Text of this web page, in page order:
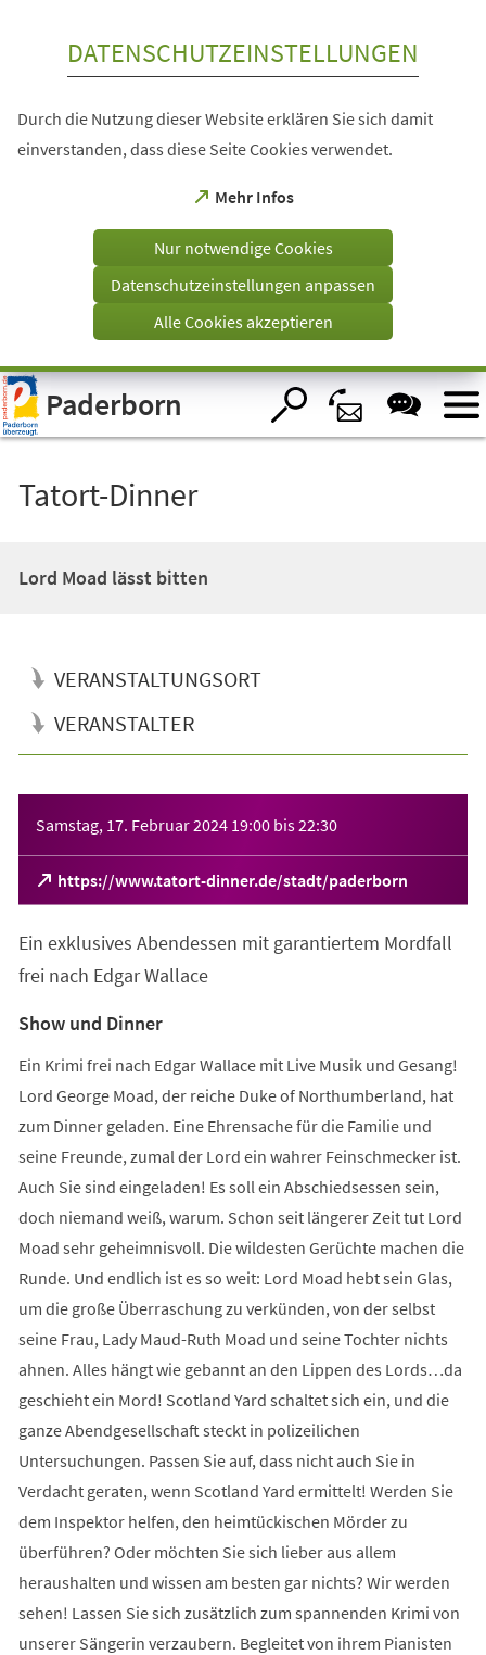
Visuelle
Assistenzsoftware
öffnen.
DATENSCHUTZEINSTELLUNGEN
Durch die Nutzung dieser Website erklären Sie sich damit
einverstanden, dass diese Seite Cookies verwendet.
Mehr Infos
(Öffnet
einem
Tab)
Nur notwendige Cookies
Datenschutzeinstellungen anpassen
Alle Cookies akzeptieren
Paderborn
Tatort-Dinner
Lord Moad lässt bitten
VERANSTALTUNGSORT
VERANSTALTER
Samstag, 17. Februar 2024 19:00 bis22:30
https://www.tatort-dinner.de/stadt/paderborn
(Öffnet
in
neuen
Tab)
Ein exklusives Abendessen mit garantiertem Mordfall
frei nach Edgar Wallace
Show und Dinner
Ein Krimi frei nach Edgar Wallace mit Live Musik und Gesang!
Lord George Moad, der reiche Duke of Northumberland, hat
zum Dinner geladen. Eine Ehrensache für die Familie und
seine Freunde, zumal der Lord ein wahrer Feinschmecker ist.
Auch Sie sind eingeladen! Es soll ein Abschiedsessen sein,
doch niemand weiß, warum. Schon seit längerer Zeit tut Lord
Moad sehr geheimnisvoll. Die wildesten Gerüchte machen die
Runde. Und endlich ist es so weit: Lord Moad hebt sein Glas,
um die große Überraschung zu verkünden, von der selbst
seine Frau, Lady Maud-Ruth Moad und seine Tochter nichts
ahnen. Alles hängt wie gebannt an den Lippen des Lords…da
geschieht ein Mord! Scotland Yard schaltet sich ein, und die
ganze Abendgesellschaft steckt in polizeilichen
Untersuchungen. Passen Sie auf, dass nicht auch Sie in
Verdacht geraten, wenn Scotland Yard ermittelt! Werden Sie
dem Inspektor helfen, den heimtückischen Mörder zu
überführen? Oder möchten Sie sich lieber aus allem
heraushalten und wissen am besten gar nichts? Wir werden
sehen! Lassen Sie sich zusätzlich zum spannenden Krimi von
unserer Sängerin verzaubern. Begleitet von ihrem Pianisten